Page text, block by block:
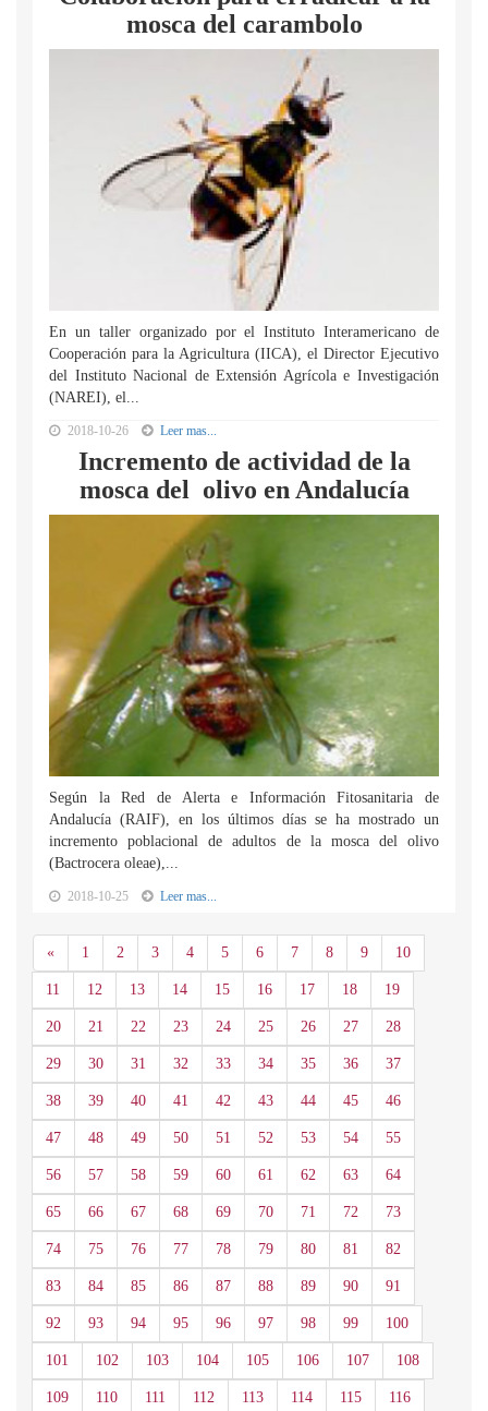
mosca del carambolo
En un taller organizado por el Instituto Interamericano de
Cooperación para la Agricultura (IICA), el Director Ejecutivo
del Instituto Nacional de Extensión Agrícola e Investigación
(NAREI), el...
2018-10-26 Leer mas...
Incremento de actividad de la
mosca del olivo en Andalucía
Según la Red de Alerta e Información Fitosanitaria de
Andalucía (RAIF), en los últimos días se ha mostrado un
incremento poblacional de adultos de la mosca del olivo
(Bactrocera oleae),...
2018-10-25 Leer mas...
«Anterior
1 2 3 4 5 6 7 8 9 10
11 12 13 14 15 16 17 18 19
20 21 22 23 24 25 26 27 28
29 30 31 32 33 34 35 36 37
38 39 40 41 42 43 44 45 46
47 48 49 50 51 52 53 54 55
56 57 58 59 60 61 62 63 64
65 66 67 68 69 70 71 72 73
74 75 76 77 78 79 80 81 82
83 84 85 86 87 88 89 90 91
92 93 94 95 96 97 98 99 100
101 102 103 104 105 106 107 108
109 110 111 112 113 114 115 116